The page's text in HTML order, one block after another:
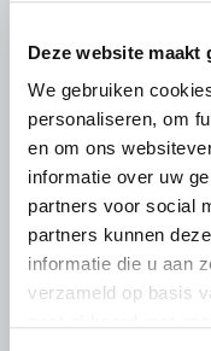
Deze website maakt
We gebruiken
personaliseren, om
en om ons
informatie over uw
partners voor social
partners kunnen
informatie die u aan
verzameld op basis
LTO LOBBY
6 AUGUSTUS 2026
Kamerlid
bezoekt